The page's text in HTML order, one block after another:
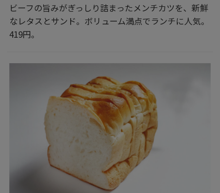
ビーフの旨みがぎっしり詰まったメンチカツを、新鮮
なレタスとサンド。ボリューム満点でランチに人気。
419円。